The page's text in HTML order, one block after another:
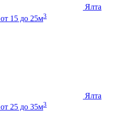
Ялта
15 до 25м3
Ялта
25 до 35м3